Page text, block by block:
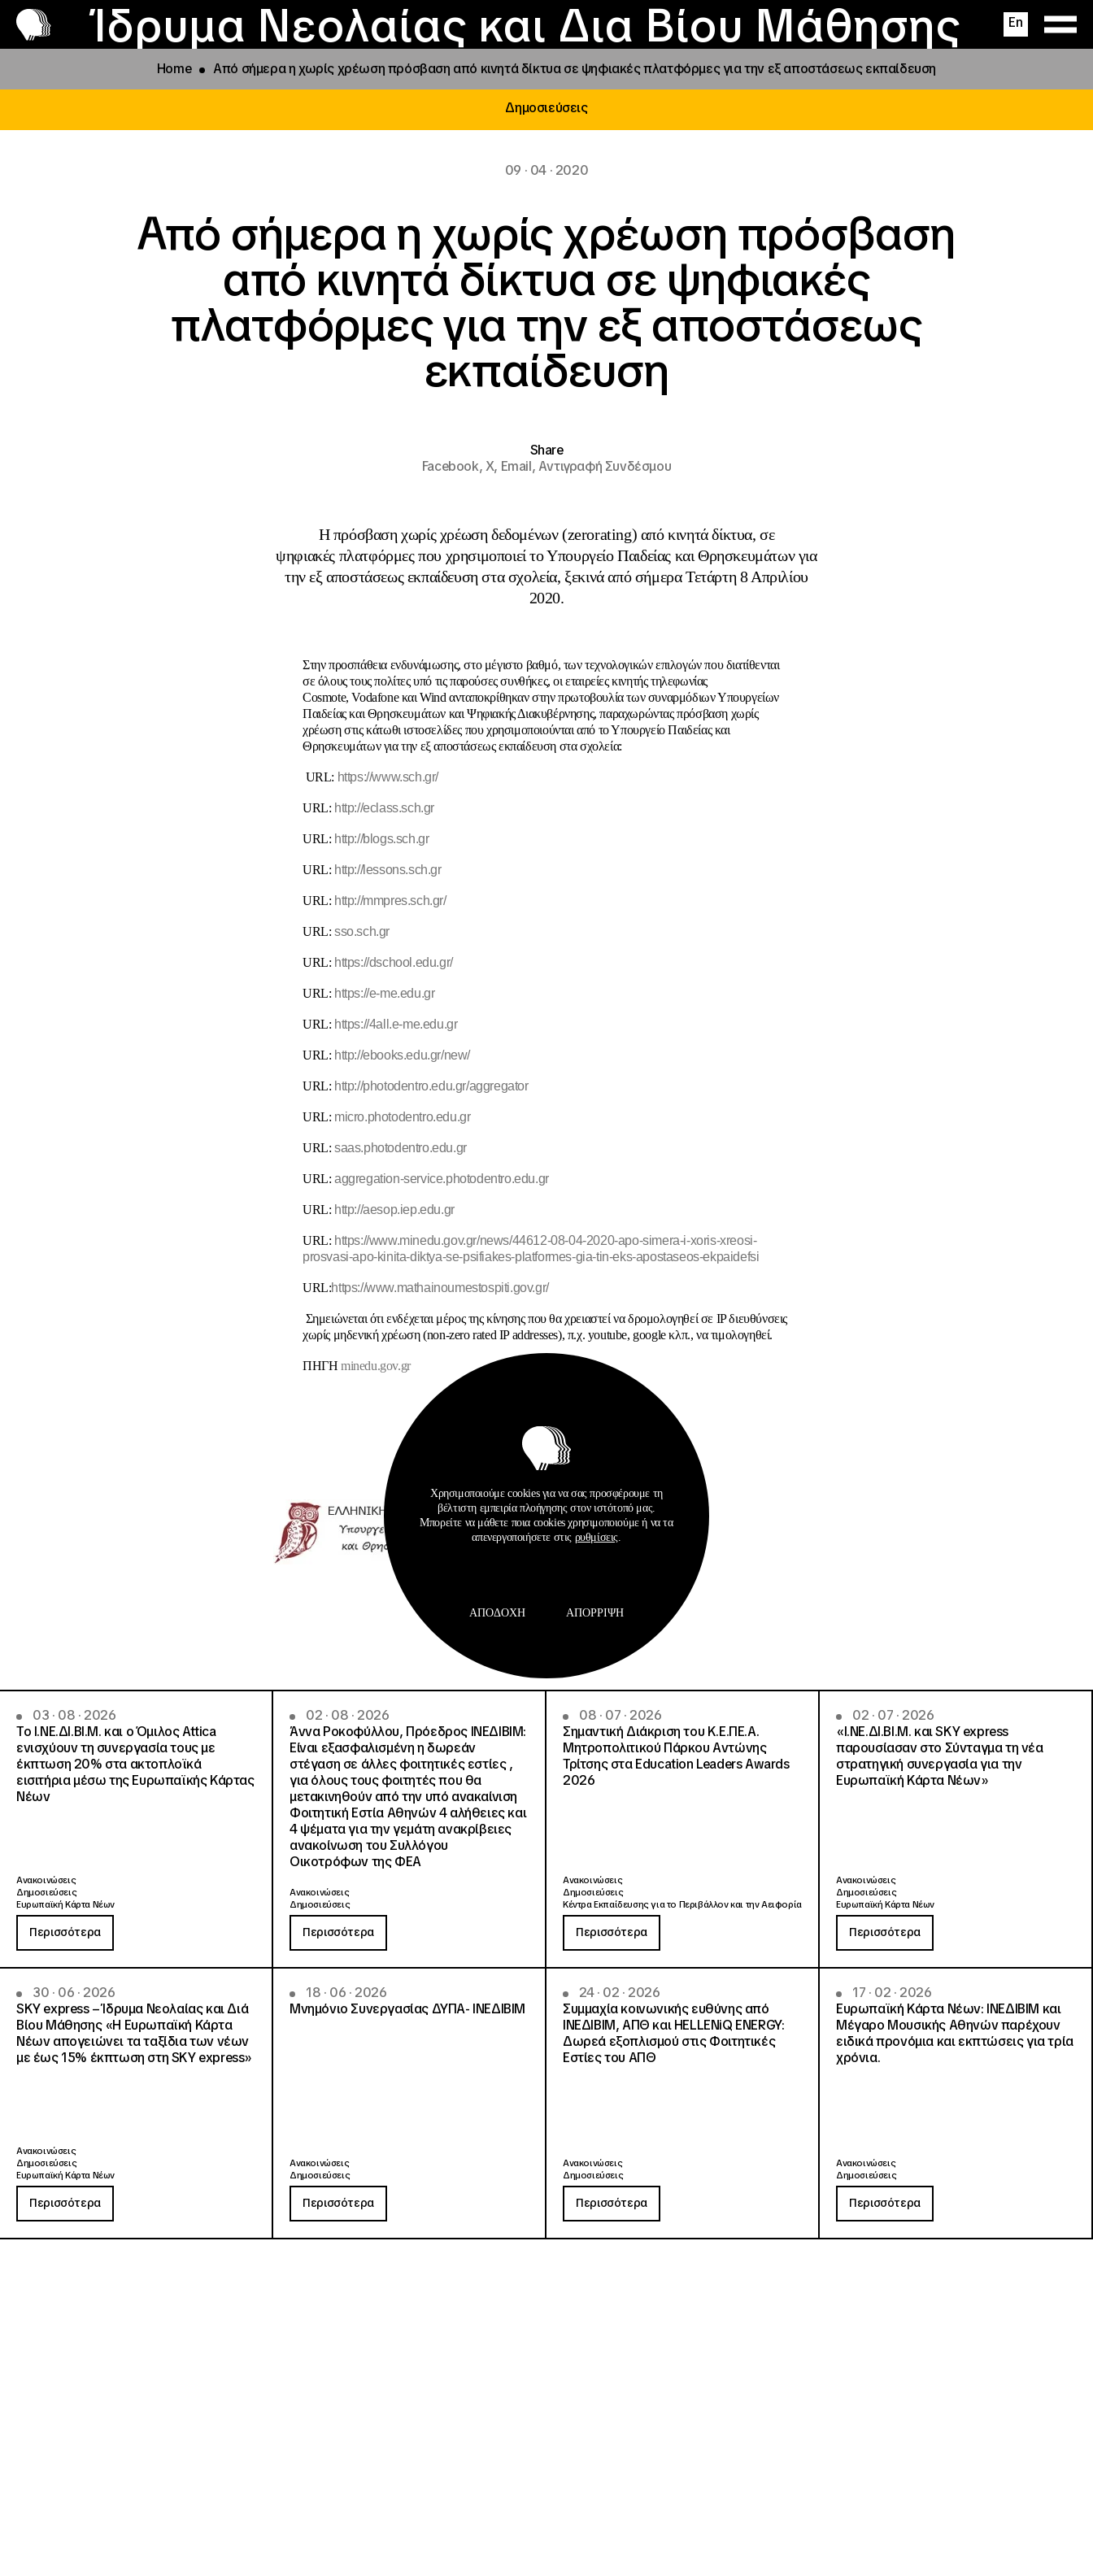
Ίδρυμα Νεολαίας και Δια Βίου Μάθησης En
Το ΙΝΕΔΙΒΙΜ
Προγράμματα και δράσεις
Φοιτητικές Εστίες
Παραχώρηση αιγίδας
Νέα
Επικοινωνία
Home Από σήμερα η χωρίς χρέωση πρόσβαση από κινητά δίκτυα σε ψηφιακές πλατφόρμες για την εξ αποστάσεως εκπαίδευση
Δημοσιεύσεις
09 · 04 · 2020
Από σήμερα η χωρίς χρέωση πρόσβαση
από κινητά δίκτυα σε ψηφιακές
πλατφόρμες για την εξ αποστάσεως
εκπαίδευση
Share
Facebook,X, Email,Αντιγραφή Συνδέσμου
Η πρόσβαση χωρίς χρέωση δεδομένων (zerorating) από κινητά δίκτυα, σε
ψηφιακές πλατφόρμες που χρησιμοποιεί το Υπουργείο Παιδείας και Θρησκευμάτων για
την εξ αποστάσεως εκπαίδευση στα σχολεία, ξεκινά από σήμερα Τετάρτη 8 Απριλίου
2020.
Στην προσπάθεια ενδυνάμωσης, στο μέγιστο βαθμό, των τεχνολογικών επιλογών που διατίθενται
σε όλους τους πολίτες υπό τις παρούσες συνθήκες, οι εταιρείες κινητής τηλεφωνίας
Cosmote, Vodafone και Wind ανταποκρίθηκαν στην πρωτοβουλία των συναρμόδιων Υπουργείων
Παιδείας και Θρησκευμάτων και Ψηφιακής Διακυβέρνησης, παραχωρώντας πρόσβαση χωρίς
χρέωση στις κάτωθι ιστοσελίδες που χρησιμοποιούνται από το Υπουργείο Παιδείας και
Θρησκευμάτων για την εξ αποστάσεως εκπαίδευση στα σχολεία:
URL: https://www.sch.gr/
URL: http://eclass.sch.gr
URL: http://blogs.sch.gr
URL: http://lessons.sch.gr
URL: http://mmpres.sch.gr/
URL: sso.sch.gr
URL: https://dschool.edu.gr/
URL: https://e-me.edu.gr
URL: https://4all.e-me.edu.gr
URL: http://ebooks.edu.gr/new/
URL: http://photodentro.edu.gr/aggregator
URL: micro.photodentro.edu.gr
URL: saas.photodentro.edu.gr
URL: aggregation-service.photodentro.edu.gr
URL: http://aesop.iep.edu.gr
URL: https://www.minedu.gov.gr/news/44612-08-04-2020-apo-simera-i-xoris-xreosi-
prosvasi-apo-kinita-diktya-se-psifiakes-platformes-gia-tin-eks-apostaseos-ekpaidefsi
URL:https://www.mathainoumestospiti.gov.gr/
Σημειώνεται ότι ενδέχεται μέρος της κίνησης που θα χρειαστεί να δρομολογηθεί σε IP διευθύνσεις
χωρίς μηδενική χρέωση (non-zero rated IP addresses), π.χ. youtube, google κλπ., να τιμολογηθεί.
ΠΗΓΗ minedu.gov.gr
03 · 08 · 2026
Το Ι.ΝΕ.ΔΙ.ΒΙ.Μ. και o Όμιλος Attica
ενισχύουν τη συνεργασία τους με
έκπτωση 20% στα ακτοπλοϊκά
εισιτήρια μέσω της Ευρωπαϊκής Κάρτας
Νέων
Ανακοινώσεις
Δημοσιεύσεις
Ευρωπαϊκή Κάρτα Νέων
Περισσότερα
02 · 08 · 2026
Άννα Ροκοφύλλου, Πρόεδρος ΙΝΕΔΙΒΙΜ:
Είναι εξασφαλισμένη η δωρεάν
στέγαση σε άλλες φοιτητικές εστίες ,
για όλους τους φοιτητές που θα
μετακινηθούν από την υπό ανακαίνιση
Φοιτητική Εστία Αθηνών 4 αλήθειες και
4 ψέματα για την γεμάτη ανακρίβειες
ανακοίνωση του Συλλόγου
Οικοτρόφων της ΦΕΑ
Ανακοινώσεις
Δημοσιεύσεις
Περισσότερα
08 · 07 · 2026
Σημαντική Διάκριση του Κ.Ε.ΠΕ.Α.
Μητροπολιτικού Πάρκου Αντώνης
Τρίτσης στα Education Leaders Awards
2026
Ανακοινώσεις
Δημοσιεύσεις
Κέντρα Εκπαίδευσης για το Περιβάλλον και την Αειφορία
Περισσότερα
02 · 07 · 2026
«Ι.ΝΕ.ΔΙ.ΒΙ.Μ. και SKY express
παρουσίασαν στο Σύνταγμα τη νέα
στρατηγική συνεργασία για την
Ευρωπαϊκή Κάρτα Νέων»
Ανακοινώσεις
Δημοσιεύσεις
Ευρωπαϊκή Κάρτα Νέων
Περισσότερα
30 · 06 · 2026
SKY express – Ίδρυμα Νεολαίας και Διά
Βίου Μάθησης «Η Ευρωπαϊκή Κάρτα
Νέων απογειώνει τα ταξίδια των νέων
με έως 15% έκπτωση στη SKY express»
Ανακοινώσεις
Δημοσιεύσεις
Ευρωπαϊκή Κάρτα Νέων
Περισσότερα
18 · 06 · 2026
Μνημόνιο Συνεργασίας ΔΥΠΑ- ΙΝΕΔΙΒΙΜ
Ανακοινώσεις
Δημοσιεύσεις
Περισσότερα
24 · 02 · 2026
Συμμαχία κοινωνικής ευθύνης από
ΙΝΕΔΙΒΙΜ, ΑΠΘ και HELLENiQ ENERGY:
Δωρεά εξοπλισμού στις Φοιτητικές
Εστίες του ΑΠΘ
Ανακοινώσεις
Δημοσιεύσεις
Περισσότερα
17 · 02 · 2026
Ευρωπαϊκή Κάρτα Νέων: ΙΝΕΔΙΒΙΜ και
Μέγαρο Μουσικής Αθηνών παρέχουν
ειδικά προνόμια και εκπτώσεις για τρία
χρόνια.
Ανακοινώσεις
Δημοσιεύσεις
Περισσότερα
Χρησιμοποιούμε cookies για να σας προσφέρουμε τη
βέλτιστη εμπειρία πλοήγησης στον ιστότοπό μας.
Μπορείτε να μάθετε ποια cookies χρησιμοποιούμε ή να τα
απενεργοποιήσετε στις ρυθμίσεις
ΑΠΟΔΟΧΉ ΑΠΌΡΡΙΨΗ